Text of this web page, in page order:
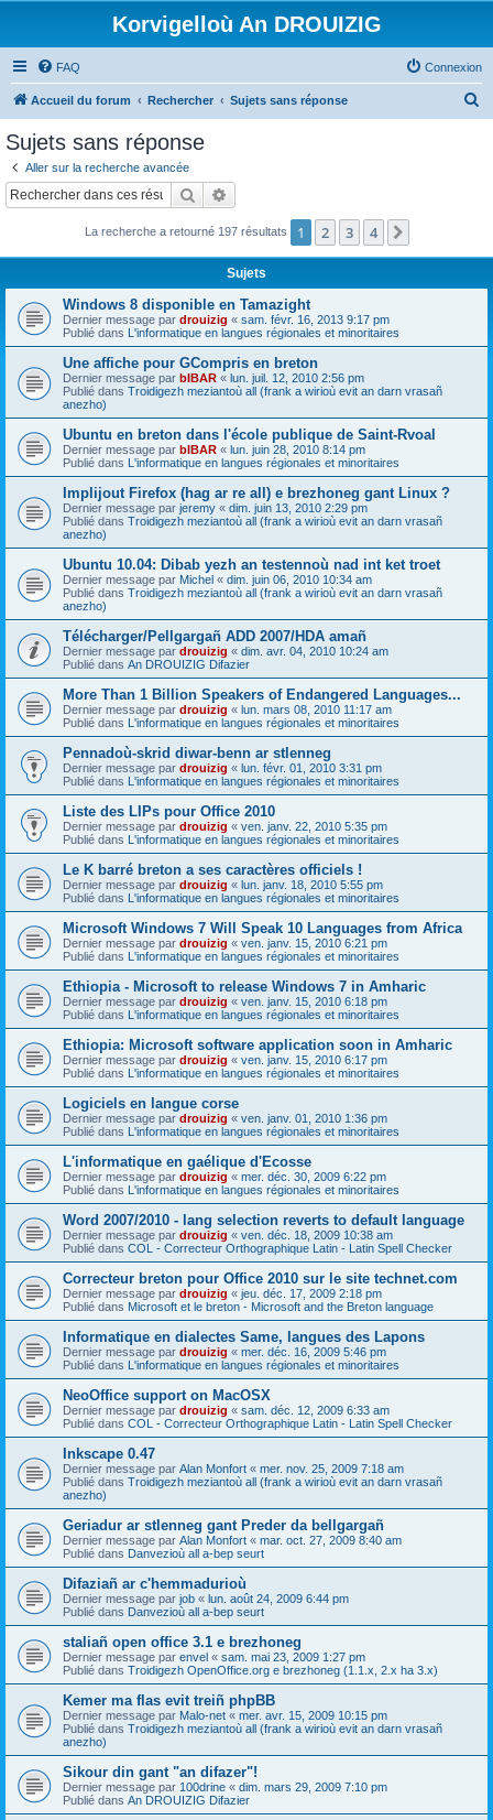
Korvigelloù An DROUIZIG
FAQ Connexion
Accueil du forum Rechercher Sujets sans réponse
c
Sujets sans réponse
Aller sur la recherche avancée
Rechercher
La recherche a retourné 197 résultats 1 2 3 4
Sujets
Windows 8 disponible en Tamazight
Dernier message par drouizig « sam. févr. 16, 2013 9:17 pm
Publié dans L'informatique en langues régionales et minoritaires
Une affiche pour GCompris en breton
Dernier message par bIBAR « lun. juil. 12, 2010 2:56 pm
Publié dans Troidigezh meziantoù all (frank a wirioù evit an darn vrasañ
anezho)
Ubuntu en breton dans l'école publique de Saint-Rvoal
Dernier message par bIBAR « lun. juin 28, 2010 8:14 pm
Publié dans L'informatique en langues régionales et minoritaires
Implijout Firefox (hag ar re all) e brezhoneg gant Linux ?
Dernier message par jeremy « dim. juin 13, 2010 2:29 pm
Publié dans Troidigezh meziantoù all (frank a wirioù evit an darn vrasañ
anezho)
Ubuntu 10.04: Dibab yezh an testennoù nad int ket troet
Dernier message par Michel « dim. juin 06, 2010 10:34 am
Publié dans Troidigezh meziantoù all (frank a wirioù evit an darn vrasañ
anezho)
Télécharger/Pellgargañ ADD 2007/HDA amañ
Dernier message par drouizig « dim. avr. 04, 2010 10:24 am
Publié dans An DROUIZIG Difazier
More Than 1 Billion Speakers of Endangered Languages...
Dernier message par drouizig « lun. mars 08, 2010 11:17 am
Publié dans L'informatique en langues régionales et minoritaires
Pennadoù-skrid diwar-benn ar stlenneg
Dernier message par drouizig « lun. févr. 01, 2010 3:31 pm
Publié dans L'informatique en langues régionales et minoritaires
Liste des LIPs pour Office 2010
Dernier message par drouizig « ven. janv. 22, 2010 5:35 pm
Publié dans L'informatique en langues régionales et minoritaires
Le K barré breton a ses caractères officiels !
Dernier message par drouizig « lun. janv. 18, 2010 5:55 pm
Publié dans L'informatique en langues régionales et minoritaires
Microsoft Windows 7 Will Speak 10 Languages from Africa
Dernier message par drouizig « ven. janv. 15, 2010 6:21 pm
Publié dans L'informatique en langues régionales et minoritaires
Ethiopia - Microsoft to release Windows 7 in Amharic
Dernier message par drouizig « ven. janv. 15, 2010 6:18 pm
Publié dans L'informatique en langues régionales et minoritaires
Ethiopia: Microsoft software application soon in Amharic
Dernier message par drouizig « ven. janv. 15, 2010 6:17 pm
Publié dans L'informatique en langues régionales et minoritaires
Logiciels en langue corse
Dernier message par drouizig « ven. janv. 01, 2010 1:36 pm
Publié dans L'informatique en langues régionales et minoritaires
L'informatique en gaélique d'Ecosse
Dernier message par drouizig « mer. déc. 30, 2009 6:22 pm
Publié dans L'informatique en langues régionales et minoritaires
Word 2007/2010 - lang selection reverts to default language
Dernier message par drouizig « ven. déc. 18, 2009 10:38 am
Publié dans COL - Correcteur Orthographique Latin - Latin Spell Checker
Correcteur breton pour Office 2010 sur le site technet.com
Dernier message par drouizig « jeu. déc. 17, 2009 2:18 pm
Publié dans Microsoft et le breton - Microsoft and the Breton language
Informatique en dialectes Same, langues des Lapons
Dernier message par drouizig « mer. déc. 16, 2009 5:46 pm
Publié dans L'informatique en langues régionales et minoritaires
NeoOffice support on MacOSX
Dernier message par drouizig « sam. déc. 12, 2009 6:33 am
Publié dans COL - Correcteur Orthographique Latin - Latin Spell Checker
Inkscape 0.47
Dernier message par Alan Monfort « mer. nov. 25, 2009 7:18 am
Publié dans Troidigezh meziantoù all (frank a wirioù evit an darn vrasañ
anezho)
Geriadur ar stlenneg gant Preder da bellgargañ
Dernier message par Alan Monfort « mar. oct. 27, 2009 8:40 am
Publié dans Danvezioù all a-bep seurt
Difaziañ ar c'hemmadurioù
Dernier message par job « lun. août 24, 2009 6:44 pm
Publié dans Danvezioù all a-bep seurt
staliañ open office 3.1 e brezhoneg
Dernier message par envel « sam. mai 23, 2009 1:27 pm
Publié dans Troidigezh OpenOffice.org e brezhoneg (1.1.x, 2.x ha 3.x)
Kemer ma flas evit treiñ phpBB
Dernier message par Malo-net « mer. avr. 15, 2009 10:15 pm
Publié dans Troidigezh meziantoù all (frank a wirioù evit an darn vrasañ
anezho)
Sikour din gant "an difazer"!
Dernier message par 100drine « dim. mars 29, 2009 7:10 pm
Publié dans An DROUIZIG Difazier